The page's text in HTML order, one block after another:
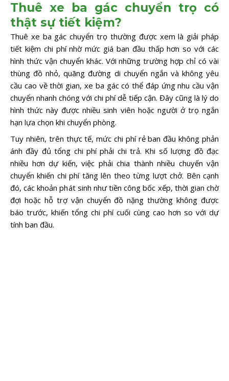
Thuê xe ba gác chuyển trọ có
thật sự tiết kiệm?
Thuê xe ba gác chuyển trọ thường được xem là giải pháp
tiết kiệm chi phí nhờ mức giá ban đầu thấp hơn so với các
hình thức vận chuyển khác. Với những trường hợp chỉ có vài
thùng đồ nhỏ, quãng đường di chuyển ngắn và không yêu
cầu cao về thời gian, xe ba gác có thể đáp ứng nhu cầu vận
chuyển nhanh chóng với chi phí dễ tiếp cận. Đây cũng là lý do
hình thức này được nhiều sinh viên hoặc người ở trọ ngắn
hạn lựa chọn khi chuyển phòng.
Tuy nhiên, trên thực tế, mức chi phí rẻ ban đầu không phản
ánh đầy đủ tổng chi phí phải chi trả. Khi số lượng đồ đạc
nhiều hơn dự kiến, việc phải chia thành nhiều chuyến vận
chuyển khiến chi phí tăng lên theo từng lượt chở. Bên cạnh
đó, các khoản phát sinh như tiền công bốc xếp, thời gian chờ
đợi hoặc hỗ trợ vận chuyển đồ nặng thường không được
báo trước, khiến tổng chi phí cuối cùng cao hơn so với dự
tính ban đầu.